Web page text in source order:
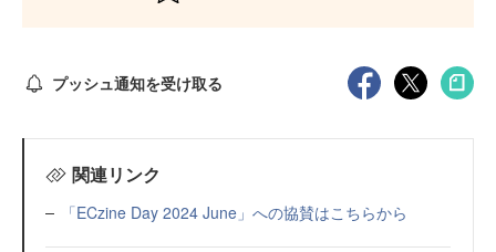
プッシュ通知を受け取る
関連リンク
「ECzine Day 2024 June」への協賛はこちらから